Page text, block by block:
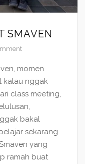
SMAVEN
momen
kalau nggak
class meeting,
bakal
sekarang
yang
ramah buat